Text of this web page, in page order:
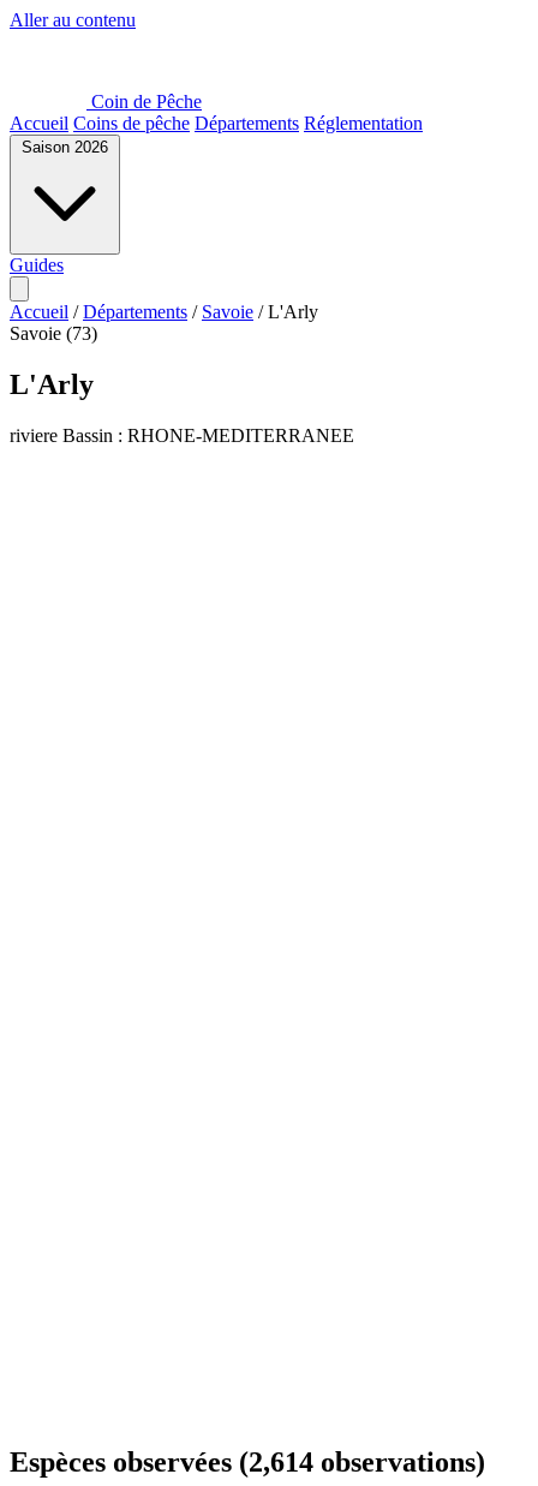
Aller au contenu
Coin de Pêche
Accueil Coins de pêche Départements Réglementation
Saison 2026
Guides
Accueil / Départements / Savoie / L'Arly
Savoie (73)
L'Arly
riviere Bassin : RHONE-MEDITERRANEE
Espèces observées (2,614 observations)